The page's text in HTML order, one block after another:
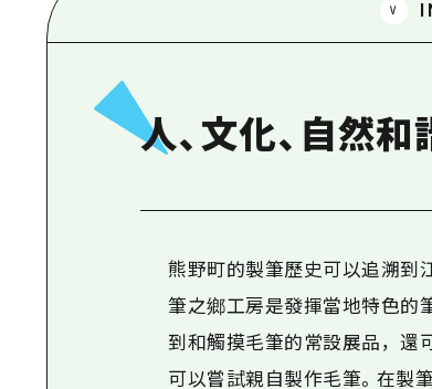
人、文化、自然
熊野町的製筆歷史可以追溯到
筆之鄉工房是發揮當地特色的
到和觸摸毛筆的常設展品，還
可以嘗試親自製作毛筆。在製筆